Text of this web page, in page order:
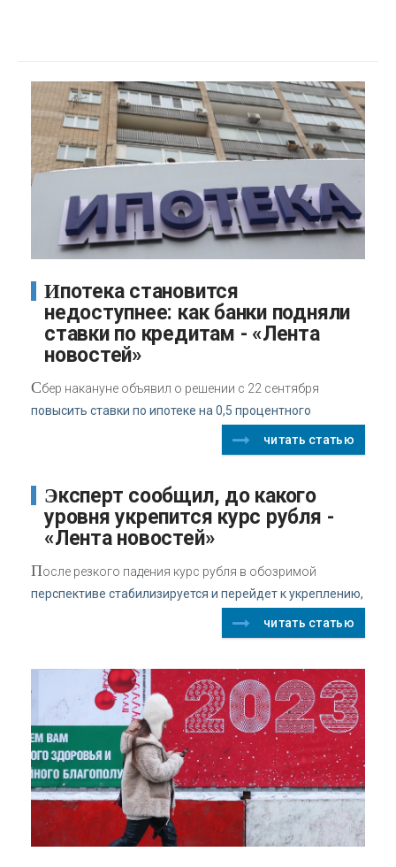
Ипотека становится
недоступнее: как банки подняли
ставки по кредитам - «Лента
новостей»
Сбер накануне объявил о решении с 22 сентября
повысить ставки по ипотеке на 0,5 процентного
читать статью
Эксперт сообщил, до какого
уровня укрепится курс рубля -
«Лента новостей»
После резкого падения курс рубля в обозримой
перспективе стабилизируется и перейдет к укреплению,
читать статью